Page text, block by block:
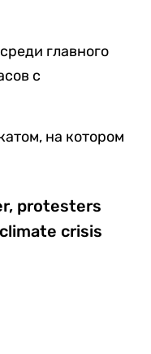
главного
с
на котором
protesters
crisis